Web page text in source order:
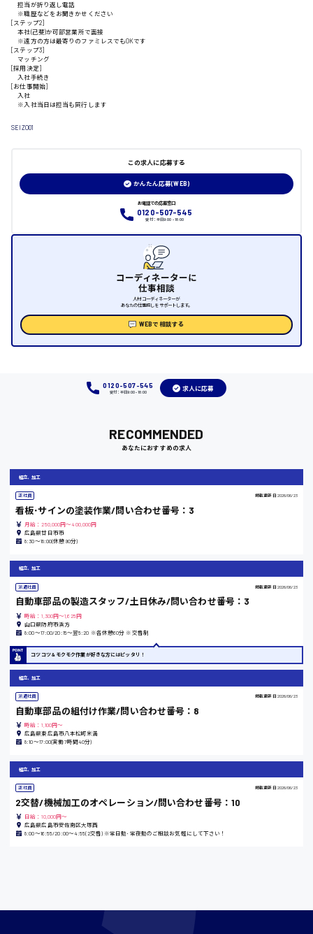
山口県
大竹市
三原市
福岡県
竹原市
熊本県
島根県
愛知県
日給制すべて
時給1300円〜
時給1200円〜
時給1100円〜
担当が折り返し電話
※職歴などをお聞きかせください
[ステップ2]
本社(己斐)か可部営業所で面接
※遠方の方は最寄りのファミレスでもOKです
[ステップ3]
マッチング
[採用決定]
入社手続き
[お仕事開始]
入社
※入社当日は担当も同行します
SEIZO01
この求人に応募する
かんたん応募(WEB)
お電話での応募窓口
0120-507-545
受付：平日9:00 - 18:00
コーディネーターに
仕事相談
人材コーディネーターが
あなたの仕事探しをサポートします。
WEBで相談する
0120-507-545
受付：平日9:00 - 18:00
求人に応募
RECOMMENDED
あなたにおすすめの求人
組立、加工
正社員 掲載更新日 2026/06/23
看板･サインの塗装作業/問い合わせ番号：3
月給：250,000円～400,000円
広島県廿日市市
8:30～18:00(休憩90分)
組立、加工
派遣社員 掲載更新日 2026/06/23
自動車部品の製造スタッフ/土日休み/問い合わせ番号：3
時給：1,300円～1,625円
山口県防府市浜方
8:00〜17:00/20:15〜翌5:20 ※各休憩60分 ※交替制
コツコツ＆モクモク作業が好きな方にはピッタリ！
組立、加工
派遣社員 掲載更新日 2026/06/23
自動車部品の組付け作業/問い合わせ番号：8
時給：1,100円～
広島県東広島市八本松町米満
8:10〜17:00(実働7時間40分)
組立、加工
正社員 掲載更新日 2026/06/23
2交替/機械加工のオペレーション/問い合わせ番号：10
日給：10,000円～
広島県広島市安佐南区大塚西
8:00〜16:55/20:00〜4:55(2交替) ※常日勤･常夜勤のご相談お気軽にして下さい！